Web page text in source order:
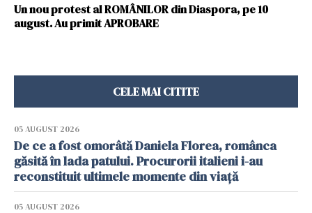
Un nou protest al ROMÂNILOR din Diaspora, pe 10
august. Au primit APROBARE
CELE MAI CITITE
05 AUGUST 2026
De ce a fost omorâtă Daniela Florea, românca
găsită în lada patului. Procurorii italieni i-au
reconstituit ultimele momente din viață
05 AUGUST 2026